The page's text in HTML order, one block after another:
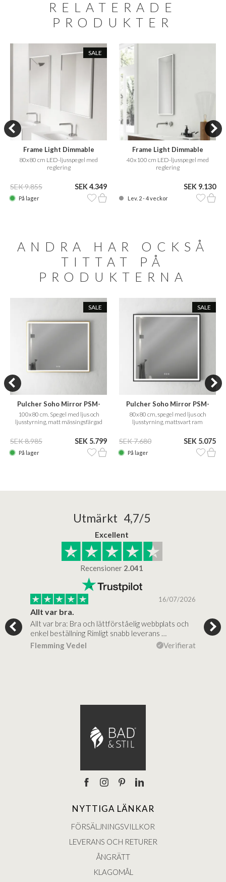
RELATERADE
PRODUKTER
SALE
Frame Light Dimmable
80x80 cm LED-ljusspegel med
reglering
SEK 9.855 SEK 4.349
På lager
Frame Light Dimmable
40x100 cm LED-ljusspegel med
reglering
SEK 9.130
Lev. 2 - 4 veckor
ANDRA HAR OCKSÅ
TITTAT PÅ
PRODUKTERNA
SALE
Pulcher Soho Mirror PSM-
1080
100x80 cm. Spegel med ljus och
ljusstyrning, matt mässingsfärgad
SEK 8.985 SEK 5.799
På lager
SALE
Pulcher Soho Mirror PSM-
8080
80x80 cm, spegel med ljus och
ljusstyrning, mattsvart ram
SEK 7.680 SEK 5.075
På lager
Utmärkt 4,7/5
Excellent
Recensioner 2.041
16/07/2026
Allt var bra.
Allt var bra: Bra och lättförståelig webbplats och
enkel beställning Rimligt snabb leverans …
Flemming Vedel
Verifierat
Jag
NYTTIGA LÄNKAR
FÖRSÄLJNINGSVILLKOR
LEVERANS OCH RETURER
ÅNGRÄTT
KLAGOMÅL